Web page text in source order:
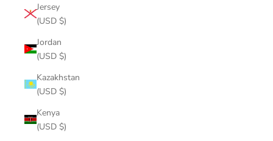
Jersey
(USD $)
Jordan
(USD $)
Kazakhstan
(USD $)
Kenya
(USD $)